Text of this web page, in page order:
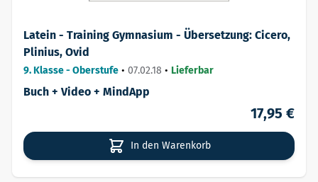
Latein - Training Gymnasium - Übersetzung: Cicero,
Plinius, Ovid
9. Klasse - Oberstufe • 07.02.18 • Lieferbar
Buch + Video + MindApp
17,95 €
In den Warenkorb